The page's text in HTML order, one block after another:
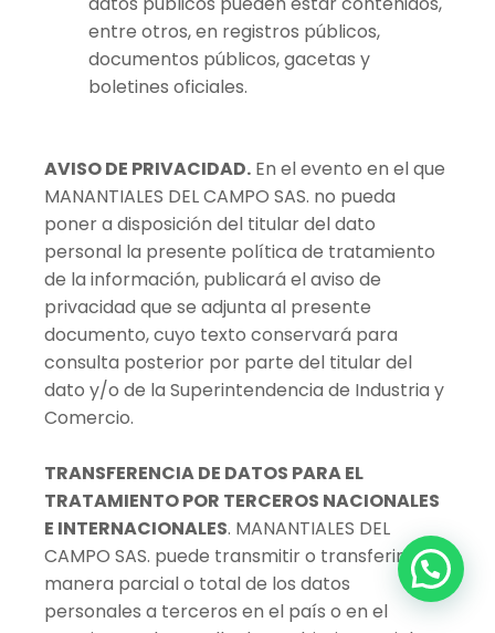
entre otros, en registros públicos,
documentos públicos, gacetas y
boletines oficiales.
AVISO DE PRIVACIDAD. En el evento en el que
MANANTIALES DEL CAMPO SAS. no pueda
poner a disposición del titular del dato
personal la presente política de tratamiento
de la información, publicará el aviso de
privacidad que se adjunta al presente
documento, cuyo texto conservará para
consulta posterior por parte del titular del
dato y/o de la Superintendencia de Industria y
Comercio.
TRANSFERENCIA DE DATOS PARA EL
TRATAMIENTO POR TERCEROS NACIONALES
E INTERNACIONALES. MANANTIALES DEL
CAMPO SAS. puede transmitir o transferir de
manera parcial o total de los datos
personales a terceros en el país o en el